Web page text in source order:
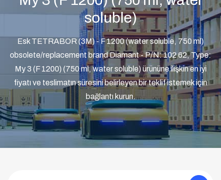
soluble)
Esk TETRABOR (3M) - F 1200 (water soluble, 750 ml)
obsolete/replacement brand Diamant - P/N: 102 62, Type:
My 3 (F 1200) (750 ml, water soluble) ürününe ilişkin en iyi
fiyatı ve teslimatın süresini belirleyen bir teklif istemek için
bağlantı kurun.